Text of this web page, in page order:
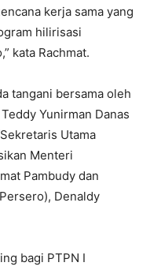
kerja sama yang
hilirisasi
kata Rachmat.
tangani bersama oleh
Yunirman Danas
Utama
Menteri
Pambudy dan
Denaldy
bagi PTPN I